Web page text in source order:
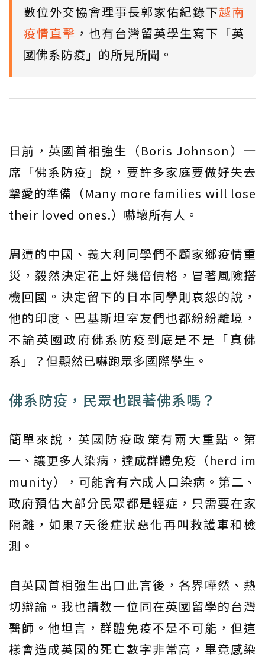
數位外交協會理事長郭家佑紀錄下越南
疫情直擊 ，也有台灣留英學生寫下「英
國佛系防疫」的所見所聞。
日前，英國首相強生（Boris Johnson）一
席「佛系防疫」說，要許多家庭要做好失去
摯愛的準備（Many more families will lose
their loved ones.）嚇壞所有人。
周遭的中國、義大利同學們不顧家鄉疫情重
災，毅然決定花上好幾倍價格，冒著風險搭
機回國。決定留下的日本同學則哀怨的說，
他的印度、巴基斯坦室友們也都紛紛離境，
不論英國政府佛系防疫到底是不是「真佛
系」？但顯然已嚇跑眾多國際學生。
佛系防疫，民眾也跟著佛系嗎？
簡單來說，英國防疫政策有兩大重點。第
一、讓更多人染病，達成群體免疫（herd im
munity），可能會有六成人口染病。第二、
政府預估大部分民眾都是輕症，只需要在家
隔離，如果7天後症狀惡化再叫救護車和檢
測。
自英國首相強生出口此言後，各界嘩然、熱
切辯論。我也請教一位同在英國留學的台灣
醫師。他坦言，群體免疫不是不可能，但這
樣會造成英國的死亡數字非常高，畢竟感染